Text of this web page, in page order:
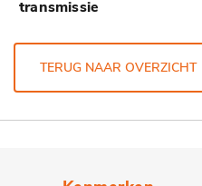
TERUG NAAR OVERZICHT